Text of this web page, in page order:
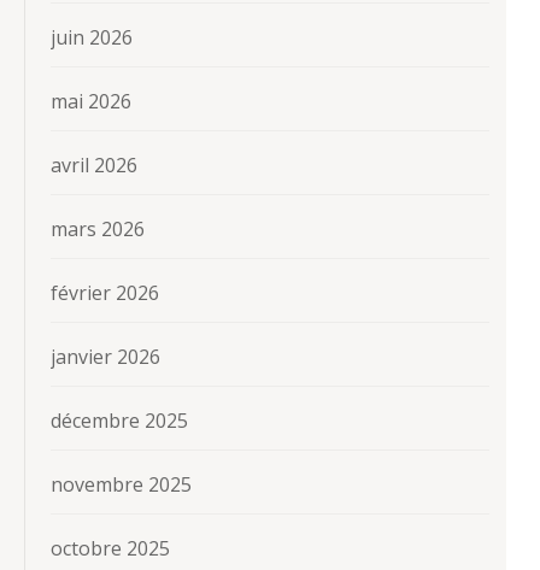
juin 2026
mai 2026
avril 2026
mars 2026
février 2026
janvier 2026
décembre 2025
novembre 2025
octobre 2025